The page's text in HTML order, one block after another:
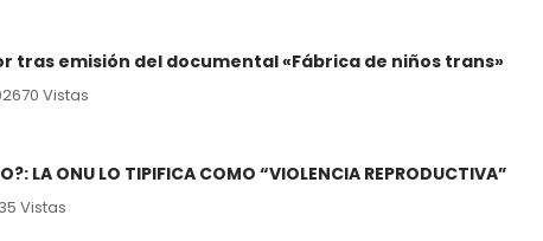
tras emisión del documental «Fábrica de niños trans»
70 Vistas
LA ONU LO TIPIFICA COMO “VIOLENCIA REPRODUCTIVA”
35 Vistas